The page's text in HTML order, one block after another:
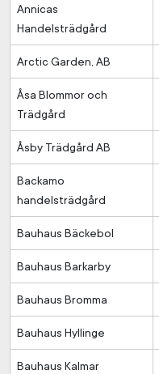
Annicas
Handelsträdgård
Arctic Garden, AB
Åsa Blommor och
Trädgård
Åsby Trädgård AB
Backamo
handelsträdgård
Bauhaus Bäckebol
Bauhaus Barkarby
Bauhaus Bromma
Bauhaus Hyllinge
Bauhaus Kalmar